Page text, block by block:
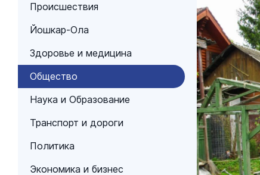
Происшествия
Йошкар-Ола
Здоровье и медицина
Общество
Наука и Образование
Транспорт и дороги
Политика
Экономика и бизнес